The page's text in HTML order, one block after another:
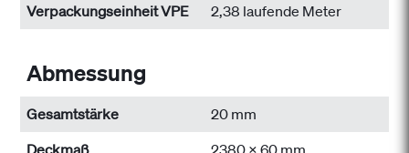
Verpackungseinheit VPE
2,38 laufende Meter
Abmessung
Gesamtstärke
20 mm